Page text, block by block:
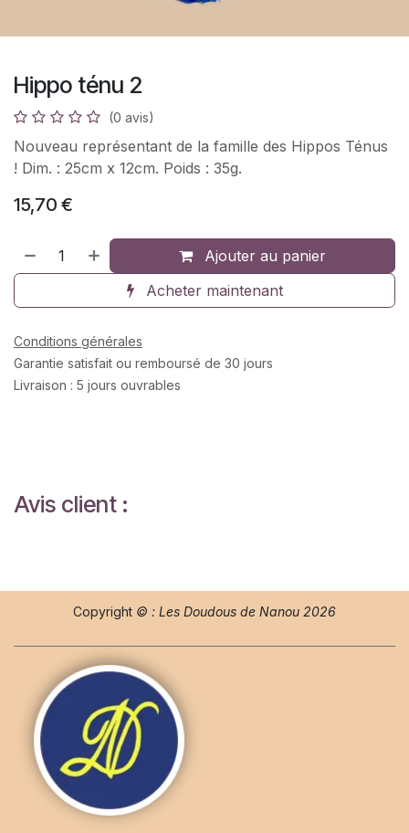
Hippo ténu 2
(0 avis)
Nouveau représentant de la famille des Hippos Ténus
! Dim. : 25cm x 12cm. Poids : 35g.
15,70 €
Ajouter au panier
Acheter maintenant
Conditions générales
Garantie satisfait ou remboursé de 30 jours
Livraison : 5 jours ouvrables
Avis client :
Copyright © : Les Doudous de Nanou 2026